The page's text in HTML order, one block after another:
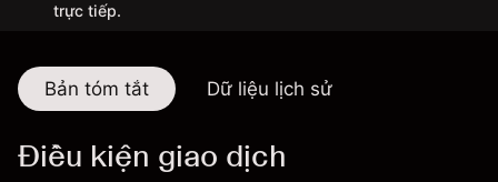
trực tiếp.
Bản tóm tắt Dữ liệu lịch sử
Điều kiện giao dịch